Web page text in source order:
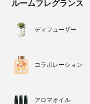
ルームフレグランス
ディフューザー
コラボレーション
アロマオイル